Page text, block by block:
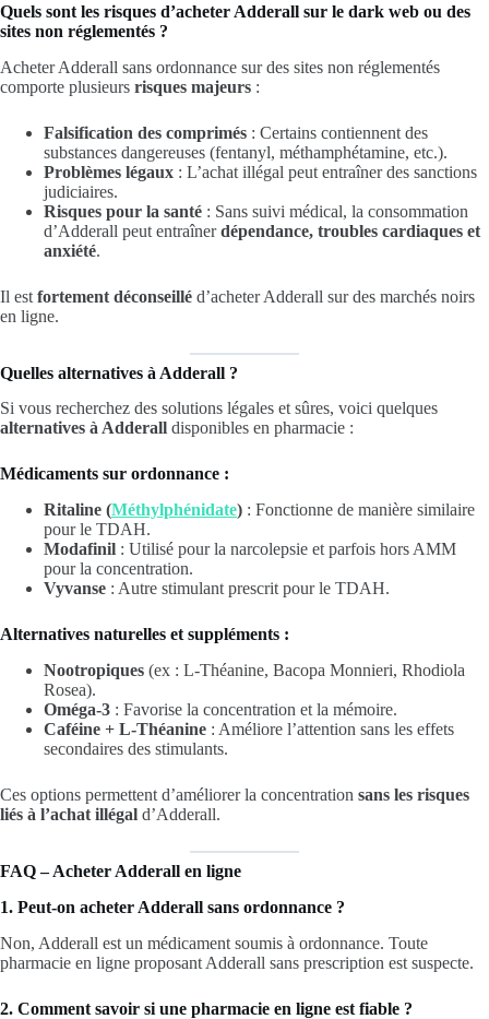
Quels sont les risques d’acheter Adderall sur le dark web ou des
sites non réglementés ?
Acheter Adderall sans ordonnance sur des sites non réglementés
comporte plusieurs risques majeurs :
Falsification des comprimés : Certains contiennent des
substances dangereuses (fentanyl, méthamphétamine, etc.).
Problèmes légaux : L’achat illégal peut entraîner des sanctions
judiciaires.
Risques pour la santé : Sans suivi médical, la consommation
d’Adderall peut entraînerdépendance, troubles cardiaques et
anxiété.
Il est fortement déconseillé d’acheter Adderall sur des marchés noirs
en ligne.
Quelles alternatives à Adderall ?
Si vous recherchez des solutions légales et sûres, voici quelques
alternatives à Adderall disponibles en pharmacie :
Médicaments sur ordonnance :
Ritaline (Méthylphénidate) : Fonctionne de manière similaire
pour le TDAH.
Modafinil : Utilisé pour la narcolepsie et parfois hors AMM
pour la concentration.
Vyvanse : Autre stimulant prescrit pour le TDAH.
Alternatives naturelles et suppléments :
Nootropiques (ex : L-Théanine, Bacopa Monnieri, Rhodiola
Rosea).
Oméga-3 : Favorise la concentration et la mémoire.
Caféine + L-Théanine : Améliore l’attention sans les effets
secondaires des stimulants.
Ces options permettent d’améliorer la concentration sans les risques
liés à l’achat illégal d’Adderall.
FAQ – Acheter Adderall en ligne
1. Peut-on acheter Adderall sans ordonnance ?
Non, Adderall est un médicament soumis à ordonnance. Toute
pharmacie en ligne proposant Adderall sans prescription est suspecte.
2. Comment savoir si une pharmacie en ligne est fiable ?